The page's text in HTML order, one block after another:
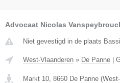
Advocaat Nicolas
Niet gevestigd in de plaats
West-Vlaanderen » De Panne
Markt 10 8660 De Panne (